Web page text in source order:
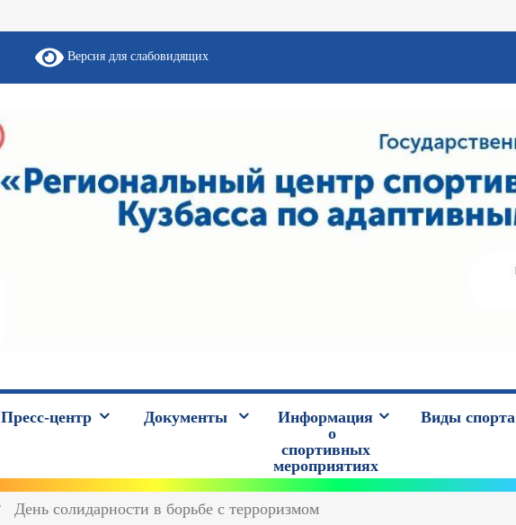
Версия для слабовидящих
Пресс-центр Документы
Информация
о
спортивных
мероприятиях
Виды спорта
День солидарности в борьбе с терроризмом